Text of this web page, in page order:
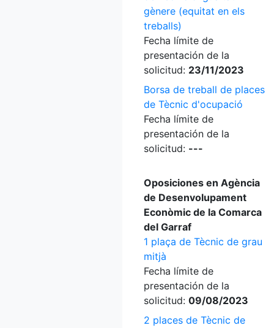
gènere (equitat en els
treballs)
Fecha límite de
presentación de la
solicitud: 23/11/2023
Borsa de treball de places
de Tècnic d'ocupació
Fecha límite de
presentación de la
solicitud: ---
Oposiciones en Agència
de Desenvolupament
Econòmic de la Comarca
del Garraf
1 plaça de Tècnic de grau
mitjà
Fecha límite de
presentación de la
solicitud: 09/08/2023
2 places de Tècnic de